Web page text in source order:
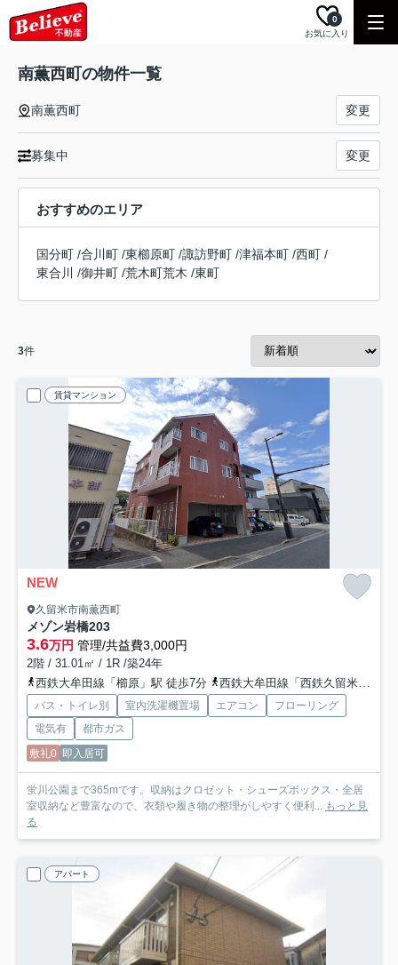
お気に入り
0
南薫西町の物件一覧
南薫西町 変更
募集中 変更
おすすめのエリア
国分町 /合川町 /東櫛原町 /諏訪野町 /津福本町 /西町 /
東合川
/御井町 /荒木町荒木 /東町
3件
賃貸マンション
NEW
久留米市南薫西町
メゾン岩橋203
3.6万円 管理/共益費3,000円
2階 / 31.01㎡ / 1R /築24年
西鉄大牟田線「櫛原」駅 徒歩7分
西鉄大牟田線「西鉄久留米」駅 徒歩8分
バス・トイレ別 室内洗濯機置場 エアコン
フローリング
電気有
都市ガス
敷礼0 即入居可
蛍川公園まで365mです。収納はクロゼット・シューズボックス・全居
室収納など豊富なので、衣類や履き物の整理がしやすく便利... もっと見
る
アパート